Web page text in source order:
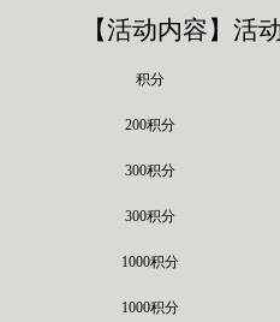
【活动内容】活
积分
200积分
300积分
300积分
1000积分
1000积分